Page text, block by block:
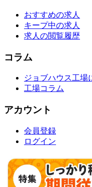
おすすめの求人
キープ中の求人
求人の閲覧履歴
コラム
ジョブハウス工場
工場コラム
アカウント
会員登録
ログイン